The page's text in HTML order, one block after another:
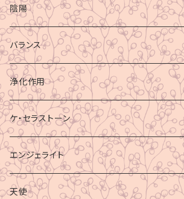
陰陽
バランス
浄化作用
ケ・セラストーン
エンジェライト
天使